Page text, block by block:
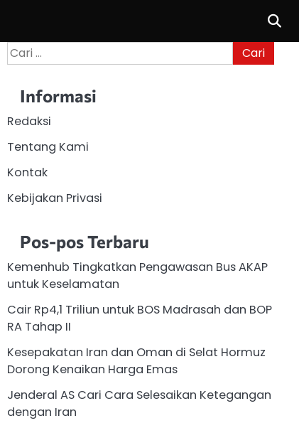
Cari
untuk:
Informasi
Redaksi
Tentang Kami
Kontak
Kebijakan Privasi
Pos-pos Terbaru
Kemenhub Tingkatkan Pengawasan Bus AKAP
untuk Keselamatan
Cair Rp4,1 Triliun untuk BOS Madrasah dan BOP
RA Tahap II
Kesepakatan Iran dan Oman di Selat Hormuz
Dorong Kenaikan Harga Emas
Jenderal AS Cari Cara Selesaikan Ketegangan
dengan Iran